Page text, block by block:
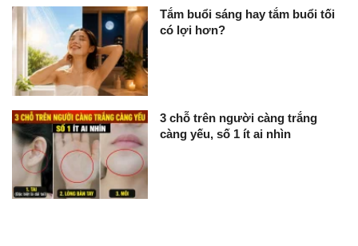
Tắm buổi sáng hay tắm buổi tối
có lợi hơn?
3 chỗ trên người càng trắng
càng yếu, số 1 ít ai nhìn